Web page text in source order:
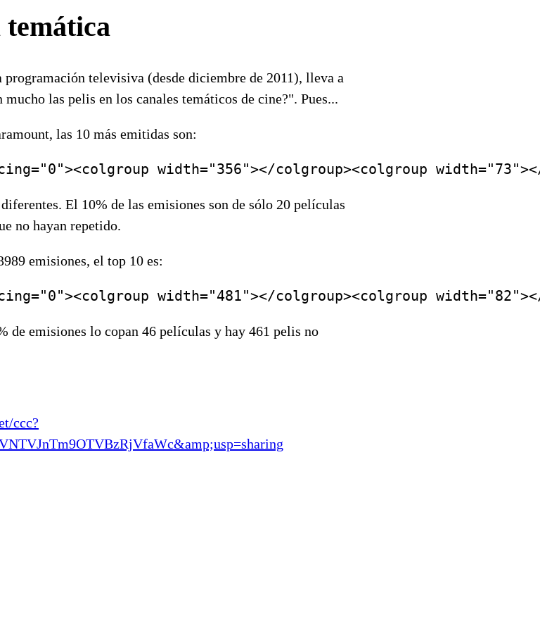
temática
programación televisiva (desde diciembre de 2011), lleva a
las pelis en los canales temáticos de cine?". Pues...
las 10 más emitidas son:
El 10% de las emisiones son de sólo 20 películas
no hayan repetido.
emisiones, el top 10 es:
de emisiones lo copan 46 películas y hay 461 pelis no
ccc?